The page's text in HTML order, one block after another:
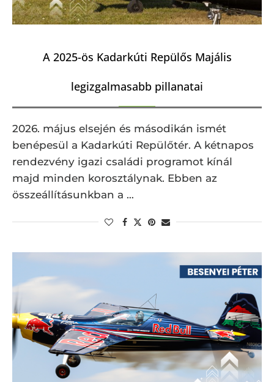
A 2025-ös Kadarkúti Repülős Majális
legizgalmasabb pillanatai
2026. május elsején és másodikán ismét
benépesül a Kadarkúti Repülőtér. A kétnapos
rendezvény igazi családi programot kínál
majd minden korosztálynak. Ebben az
összeállításunkban a …